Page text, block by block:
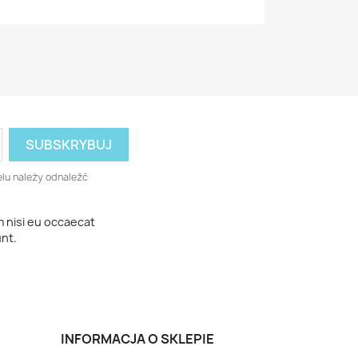
należy odnaleźć
nisi eu occaecat
INFORMACJA O SKLEPIE